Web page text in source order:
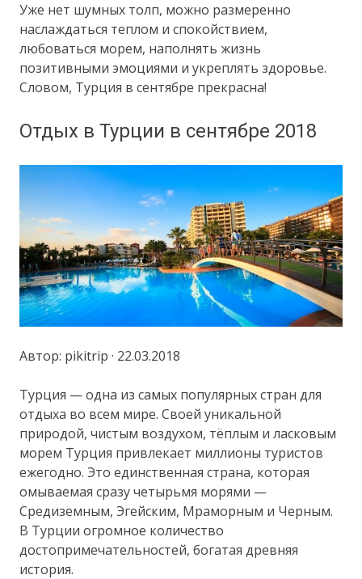
Уже нет шумных толп, можно размеренно
наслаждаться теплом и спокойствием,
любоваться морем, наполнять жизнь
позитивными эмоциями и укреплять здоровье.
Словом, Турция в сентябре прекрасна!
Отдых в Турции в сентябре 2018
Автор: pikitrip · 22.03.2018
Турция — одна из самых популярных стран для
отдыха во всем мире. Своей уникальной
природой, чистым воздухом, тёплым и ласковым
морем Турция привлекает миллионы туристов
ежегодно. Это единственная страна, которая
омываемая сразу четырьмя морями —
Средиземным, Эгейским, Мраморным и Черным.
В Турции огромное количество
достопримечательностей, богатая древняя
история.